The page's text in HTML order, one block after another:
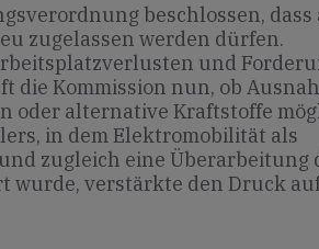
beschlossen, dass
zugelassen werden dürfen.
und
die Kommission nun, ob
oder alternative Kraftstoffe
in dem Elektromobilität als
zugleich eine Überarbeitung
wurde, verstärkte den Druck